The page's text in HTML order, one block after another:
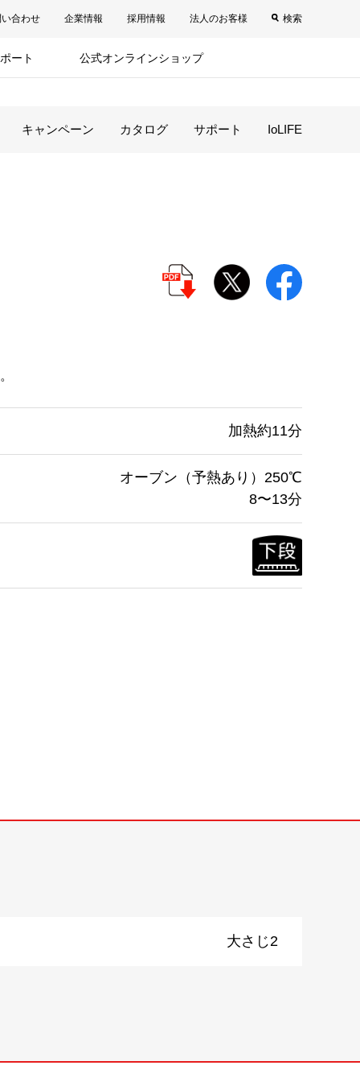
合わせ 企業情報 採用情報 法人のお客様 検索
ート 公式オンラインショップ
キャンペーン カタログ サポート IoLIFE
加熱約11分
オーブン（予熱あり）250℃
8〜13分
大さじ2